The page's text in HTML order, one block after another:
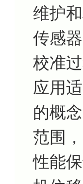
维护
传感
校准
应用
的概
范围
性能